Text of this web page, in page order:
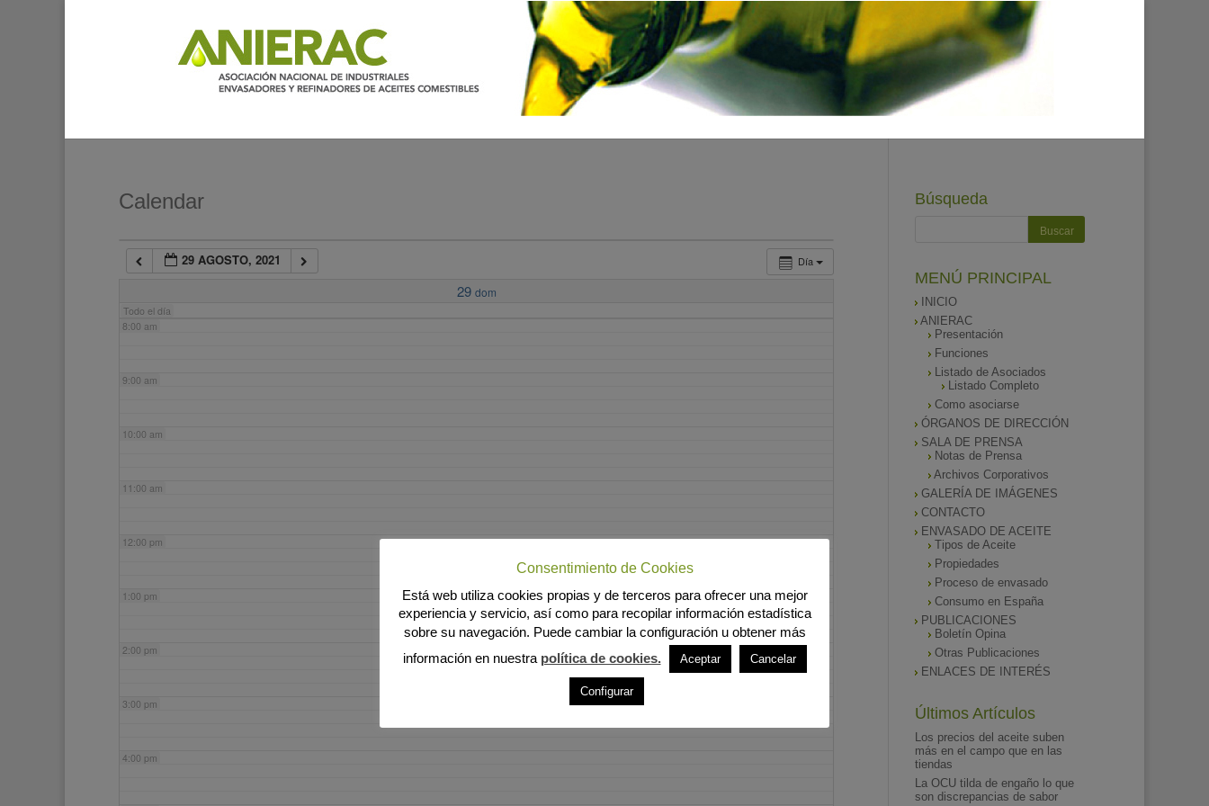
Calendar
Día
29 AGOSTO, 2021
29 dom
Todo el día
7:00 am
8:00 am
9:00 am
10:00 am
11:00 am
12:00 pm
1:00 pm
2:00 pm
3:00 pm
4:00 pm
Búsqueda
MENÚ PRINCIPAL
INICIO
ANIERAC
Presentación
Funciones
Listado de Asociados
Listado Completo
Como asociarse
ÓRGANOS DE DIRECCIÓN
SALA DE PRENSA
Notas de Prensa
Archivos Corporativos
GALERÍA DE IMÁGENES
CONTACTO
ENVASADO DE ACEITE
Tipos de Aceite
Propiedades
Proceso de envasado
Consumo en España
PUBLICACIONES
Boletín Opina
Otras Publicaciones
ENLACES DE INTERÉS
Últimos Artículos
Los precios del aceite suben
más en el campo que en las
tiendas
La OCU tilda de engaño lo que
son discrepancias de sabor
Consentimiento de Cookies
Está web utiliza cookies propias y de terceros para ofrecer una mejor
experiencia y servicio, así como para recopilar información estadística
sobre su navegación. Puede cambiar la configuración u obtener más
información en nuestra política de cookies. Aceptar Cancelar
Configurar